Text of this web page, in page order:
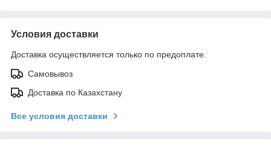
Условия доставки
Доставка осуществляется только по предоплате.
Самовывоз
Доставка по Казахстану
Все условия доставки